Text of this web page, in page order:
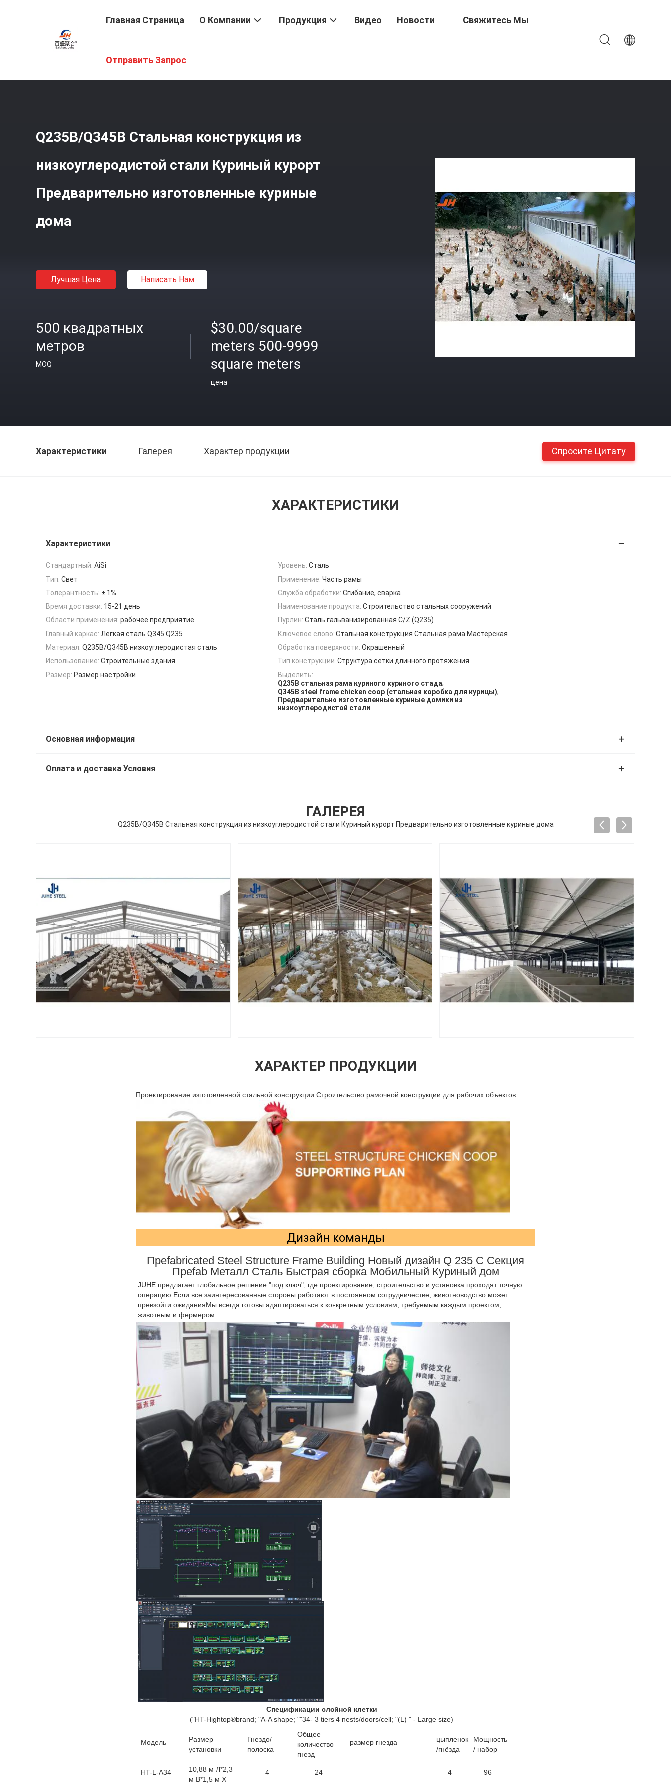
Главная Страница О Компании Продукция Видео Новости Свяжитесь Мы
Отправить Запрос
Изготовленные Куриные Дома
Q235B/Q345B Стальная конструкция из
низкоуглеродистой стали Куриный курорт
Предварительно изготовленные куриные
дома
Лучшая Цена Написать Нам
500 квадратных
метров
MOQ
$30.00/square
meters 500-9999
square meters
цена
Характеристики Галерея Характер продукции Спросите Цитату
ХАРАКТЕРИСТИКИ
Характеристики
Стандартный: AiSi Уровень: Сталь
Тип: Свет Применение: Часть рамы
Толерантность: ± 1% Служба обработки: Сгибание, сварка
Время доставки: 15-21 день Наименование продукта: Строительство стальных сооружений
Области применения: рабочее предприятие Пурлин: Сталь гальванизированная C/Z (Q235)
Главный каркас: Легкая сталь Q345 Q235 Ключевое слово: Стальная конструкция Стальная рама Мастерская
Материал: Q235B/Q345B низкоуглеродистая сталь Обработка поверхности: Окрашенный
Использование: Строительные здания Тип конструкции: Структура сетки длинного протяжения
Размер: Размер настройки
Выделить:
Q235B стальная рама куриного куриного стада,
Q345B steel frame chicken coop (стальная коробка для курицы),
Предварительно изготовленные куриные домики из
низкоуглеродистой стали
Основная информация
Оплата и доставка Условия
ГАЛЕРЕЯ
Q235B/Q345B Стальная конструкция из низкоуглеродистой стали Куриный курорт Предварительно изготовленные куриные дома
ХАРАКТЕР ПРОДУКЦИИ
Проектирование изготовленной стальной конструкции Строительство рамочной конструкции для рабочих объектов
Дизайн команды
Преfabricated Steel Structure Frame Building Новый дизайн Q 235 C Секция
Преfab Металл Сталь Быстрая сборка Мобильный Куриный дом
JUHE предлагает глобальное решение "под ключ", где проектирование, строительство и установка проходят точную
операцию.Если все заинтересованные стороны работают в постоянном сотрудничестве, животноводство может
превзойти ожиданияМы всегда готовы адаптироваться к конкретным условиям, требуемым каждым проектом,
животным и фермером.
Спецификации слойной клетки
("HT-Hightop®brand; "A-A shape; ""34- 3 tiers 4 nests/doors/cell; "(L) " - Large size)
Модель
Размер
установки
Гнездо/
полоска
Общее
количество
гнезд
размер гнезда
цыпленок
/гнёзда
Мощность
/ набор
HT-L-A34
10,88 м Л*2,3
м В*1,5 м Х
4 24 4 96